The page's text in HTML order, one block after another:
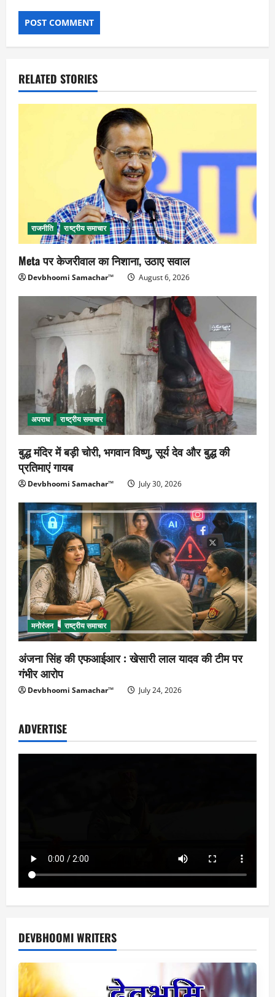
RELATED STORIES
राजनीति राष्ट्रीय समाचार
Meta पर केजरीवाल का निशाना, उठाए सवाल
Devbhoomi Samachar™ August 6, 2026
अपराध राष्ट्रीय समाचार
बुद्ध मंदिर में बड़ी चोरी, भगवान विष्णु, सूर्य देव और बुद्ध की
प्रतिमाएं गायब
Devbhoomi Samachar™ July 30, 2026
मनोरंजन राष्ट्रीय समाचार
अंजना सिंह की एफआईआर : खेसारी लाल यादव की टीम पर
गंभीर आरोप
Devbhoomi Samachar™ July 24, 2026
ADVERTISE
DEVBHOOMI WRITERS